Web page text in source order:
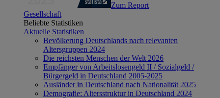
Zum Report
Gesellschaft
Beliebte Statistiken
Aktuelle Statistiken
Bevölkerung Deutschlands nach relevanten
Altersgruppen 2024
Die reichsten Menschen der Welt 2026
Empfänger von Arbeitslosengeld II / Sozialgeld /
Bürgergeld in Deutschland 2005-2025
Ausländer in Deutschland nach Nationalität 2025
Demografie: Altersstruktur in Deutschland 2024